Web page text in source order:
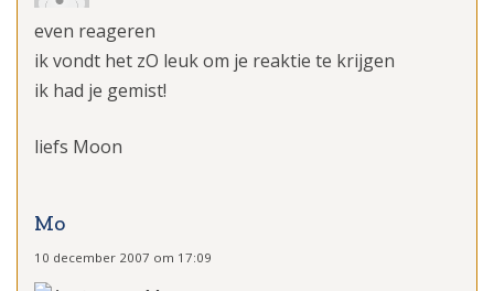
even reageren
ik vondt het zO leuk om je reaktie te krijgen
ik had je gemist!
liefs Moon
Mo
10 december 2007 om 17:09